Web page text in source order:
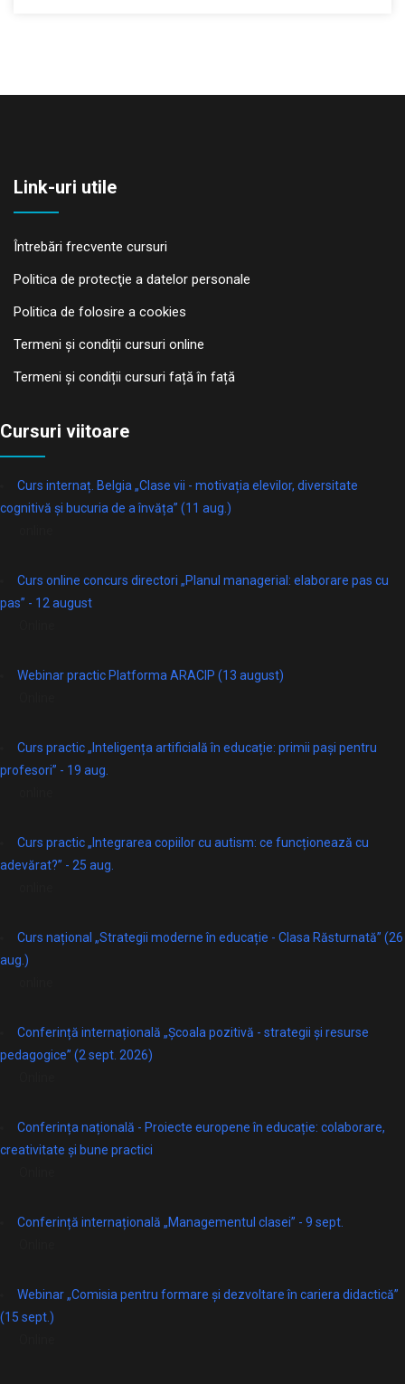
Link-uri utile
Întrebări frecvente cursuri
Politica de protecţie a datelor personale
Politica de folosire a cookies
Termeni și condiții cursuri online
Termeni și condiții cursuri față în față
Cursuri viitoare
Curs internaț. Belgia „Clase vii - motivația elevilor, diversitate
cognitivă și bucuria de a învăța” (11 aug.)
Curs online concurs directori „Planul managerial: elaborare pas cu
pas” - 12 august
Webinar practic Platforma ARACIP (13 august)
Curs practic „Inteligența artificială în educație: primii pași pentru
profesori” - 19 aug.
Curs practic „Integrarea copiilor cu autism: ce funcționează cu
adevărat?” - 25 aug.
Curs național „Strategii moderne în educație - Clasa Răsturnată” (26
aug.)
Conferință internațională „Școala pozitivă - strategii și resurse
pedagogice” (2 sept. 2026)
Conferința națională - Proiecte europene în educație: colaborare,
creativitate și bune practici
Conferință internațională „Managementul clasei” - 9 sept.
Webinar „Comisia pentru formare și dezvoltare în cariera didactică”
(15 sept.)